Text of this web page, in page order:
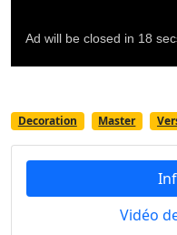
Decoration Master
Vidéo